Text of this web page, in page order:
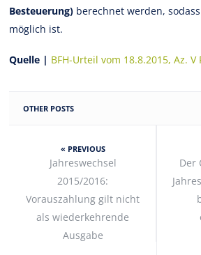
Besteuerung) berechnet werden,
möglich ist.
Quelle | BFH-Urteil vom 18.8.2015, Az. V
OTHER POSTS
« PREVIOUS
Jahreswechsel
2015/2016:
Vorauszahlung gilt nicht
als wiederkehrende
Ausgabe
Der